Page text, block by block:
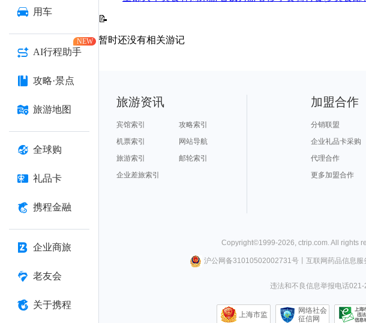
用车
AI行程助手
NEW
攻略·景点
旅游地图
全球购
礼品卡
携程金融
企业商旅
老友会
关于携程
📝
暂时还没有相关游记
旅游资讯
宾馆索引
攻略索引
机票索引
网站导航
旅游索引
邮轮索引
企业差旅索引
加盟合作
分销联盟
企业礼品卡采购
代理合作
更多加盟合作
Copyright©1999-2026, ctrip.com. All rights
沪公网备31010502002731号丨 互联网药品信息服
违法和不良信息举报电话
上海市监
网络社会
征信网